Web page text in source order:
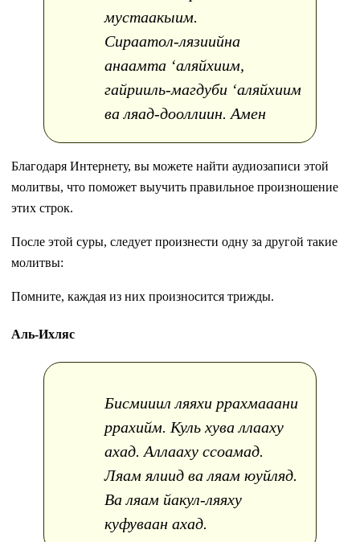
мустаакыим.
Сираатол-лязиийна
анаамта ‘аляйхиим,
гайрииль-магдуби ‘аляйхиим
ва ляад-дооллиин. Амен
Благодаря Интернету, вы можете найти аудиозаписи этой
молитвы, что поможет выучить правильное произношение
этих строк.
После этой суры, следует произнести одну за другой такие
молитвы:
Помните, каждая из них произносится трижды.
Аль-Ихляс
Бисмииил ляяхи ррахмааани
ррахийм. Куль хува ллааху
ахад. Аллааху ссоамад.
Ляам ялиид ва ляам юуйляд.
Ва ляам йакул-ляяху
куфуваан ахад.